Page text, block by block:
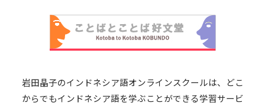
岩田晶子のインドネシア語オンラインスクールは、どこ
からでもインドネシア語を学ぶことができる学習サービ